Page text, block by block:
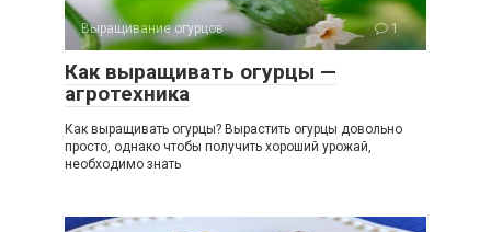
Выращивание огурцов 1
Как выращивать огурцы —
агротехника
Как выращивать огурцы? Вырастить огурцы довольно
просто, однако чтобы получить хороший урожай,
необходимо знать